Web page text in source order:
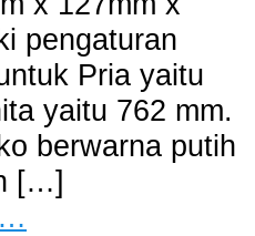
pengaturan
Pria yaitu
yaitu 762 mm.
berwarna putih
[…]